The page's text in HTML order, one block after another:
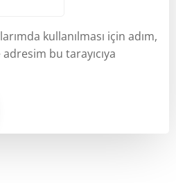
kullanılması için adım,
bu tarayıcıya